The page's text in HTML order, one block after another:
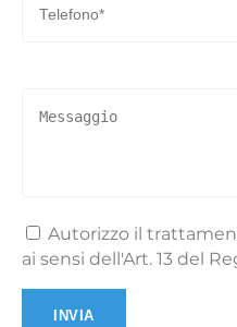
Autorizzo il
ai sensi dell'Art. 13 del